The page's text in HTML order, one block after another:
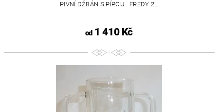
PIVNÍ DŽBÁN S PÍPOU . FREDY 2L
od1 410 Kč